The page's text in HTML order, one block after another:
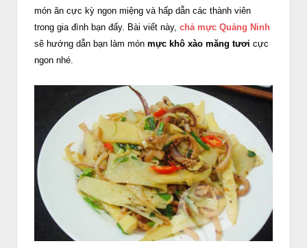
món ăn cực kỳ ngon miệng và hấp dẫn các thành viên
trong gia đình bạn đấy. Bài viết này, chả mực Quảng Ninh
sẽ hướng dẫn bạn làm món mực khô xào măng tươi cực
ngon nhé.